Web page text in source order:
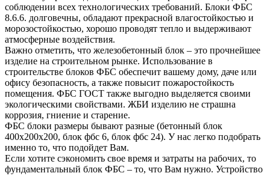
соблюдении всех технологических требований. Блоки ФБС
8.6.6. долговечны, обладают прекрасной влагостойкостью и
морозостойкостью, хорошо проводят тепло и выдерживают
атмосферные воздействия.
Важно отметить, что железобетонный блок – это прочнейшее
изделие на строительном рынке. Использование в
строительстве блоков ФБС обеспечит вашему дому, даче или
офису безопасность, а также повысит пожаростойкость
помещения. ФБС ГОСТ также выгодно выделяется своими
экологическими свойствами. ЖБИ изделию не страшна
коррозия, гниение и старение.
ФБС блоки размеры бывают разные (бетонный блок
400х200х200, блок фбс 6, блок фбс 24). У нас легко подобрать
именно то, что подойдет Вам.
Если хотите сэкономить свое время и затраты на рабочих, то
фундаментальный блок ФБС – то, что Вам нужно. Устройство